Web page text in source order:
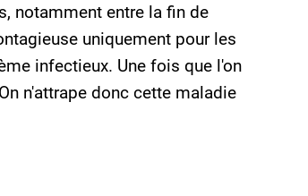
notamment entre la fin de
uniquement pour les
infectieux. Une fois que l'on
n'attrape donc cette maladie